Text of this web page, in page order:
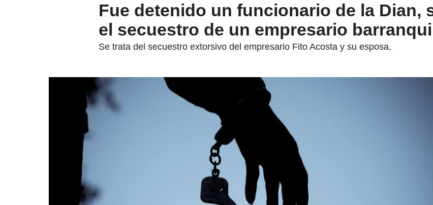
Fue detenido un funcionario de la Dian,
el secuestro de un empresario
Se trata del secuestro extorsivo del empresario Fito Acosta y su esposa.